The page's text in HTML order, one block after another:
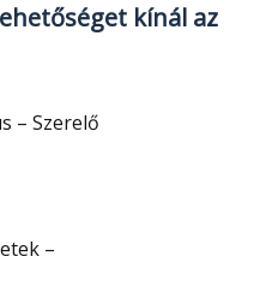
kínál az
– Szerelő
–